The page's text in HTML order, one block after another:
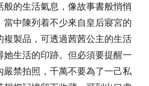
般的生活氣息，像故事書般悄悄
當中陳列着不少來自皇后寢宮的
複製品，可透過茜茜公主的生活
她生活的印跡。但必須要提醒一
嚴禁拍照，千萬不要為了一己私